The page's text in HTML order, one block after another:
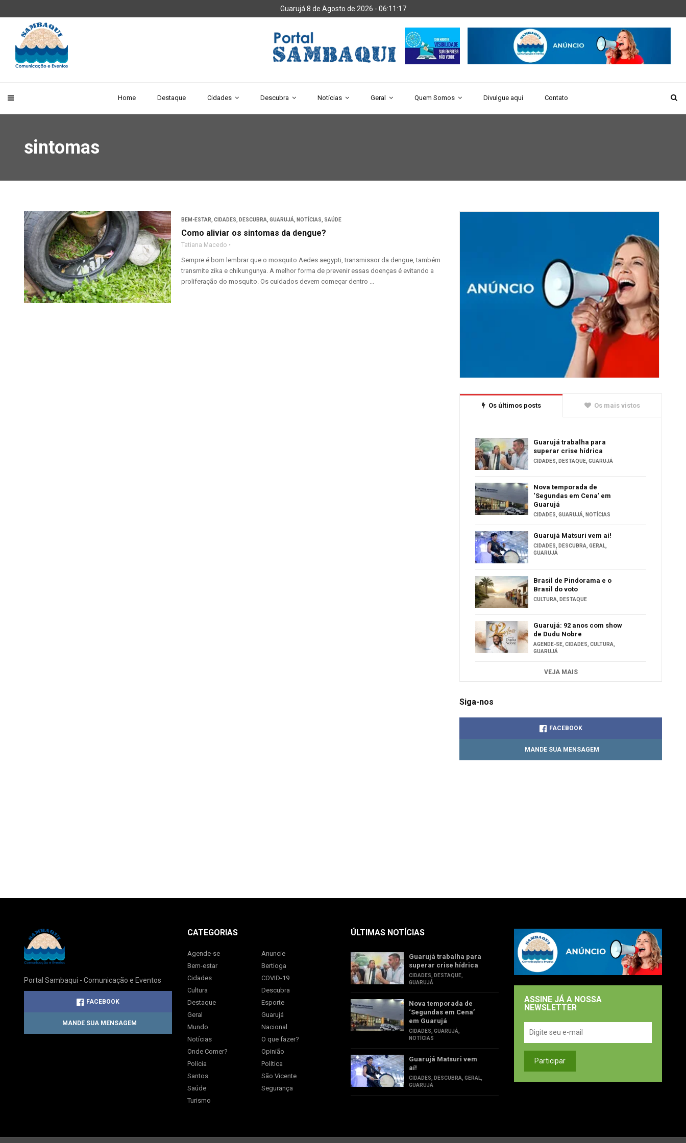
Guarujá 8 de Agosto de 2026 - 06:11:17
Home Destaque Cidades Descubra Notícias Geral Quem Somos Divulgue aqui Contato
sintomas
BEM-ESTAR CIDADES DESCUBRA GUARUJÁ NOTÍCIAS SAÚDE
Como aliviar os sintomas da dengue?
Tatiana Macedo
Sempre é bom lembrar que o mosquito Aedes aegypti, transmissor da dengue, também
transmite zika e chikungunya. A melhor forma de prevenir essas doenças é evitando a
proliferação do mosquito. Os cuidados devem começar dentro ...
Os últimos posts Os mais vistos
Guarujá trabalha para
superar crise hídrica
CIDADES, DESTAQUE,GUARUJÁ
Nova temporada de
‘Segundas em Cena’ em
Guarujá
CIDADES,GUARUJÁ, NOTÍCIAS
Guarujá Matsuri vem aí!
CIDADES, DESCUBRA,GERAL,
GUARUJÁ
Brasil de Pindorama e o
Brasil do voto
CULTURA, DESTAQUE
Guarujá: 92 anos com show
de Dudu Nobre
AGENDE-SE,CIDADES,CULTURA,
GUARUJÁ
VEJA MAIS
Siga-nos
FACEBOOK
MANDE SUA MENSAGEM
Portal Sambaqui - Comunicação e Eventos
FACEBOOK
MANDE SUA MENSAGEM
CATEGORIAS
Agende-se
Anuncie
Bem-estar
Bertioga
Cidades
COVID-19
Cultura
Descubra
Destaque
Esporte
Geral
Guarujá
Mundo
Nacional
Notícias
O que fazer?
Onde Comer?
Opinião
Polícia
Política
Santos
São Vicente
Saúde
Segurança
Turismo
ÚLTIMAS NOTÍCIAS
Guarujá trabalha para
superar crise hídrica
CIDADES, DESTAQUE,
GUARUJÁ
Nova temporada de
‘Segundas em Cena’
em Guarujá
CIDADES, GUARUJÁ,
NOTÍCIAS
Guarujá Matsuri vem
aí!
CIDADES, DESCUBRA, GERAL,
GUARUJÁ
ASSINE JÁ A NOSSA
NEWSLETTER